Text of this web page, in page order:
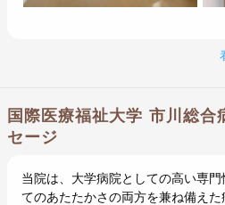
国際医療福祉大学 市川総合
セージ
当院は、大学病院としての高い専
てのあたたかさの両方を兼ね備え